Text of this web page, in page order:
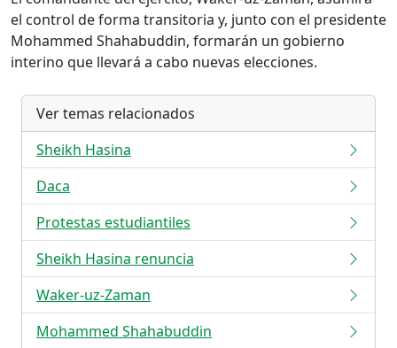
el control de forma transitoria y, junto con el presidente
Mohammed Shahabuddin, formarán un gobierno
interino que llevará a cabo nuevas elecciones.
Ver temas relacionados
Sheikh Hasina
Daca
Protestas estudiantiles
Sheikh Hasina renuncia
Waker-uz-Zaman
Mohammed Shahabuddin